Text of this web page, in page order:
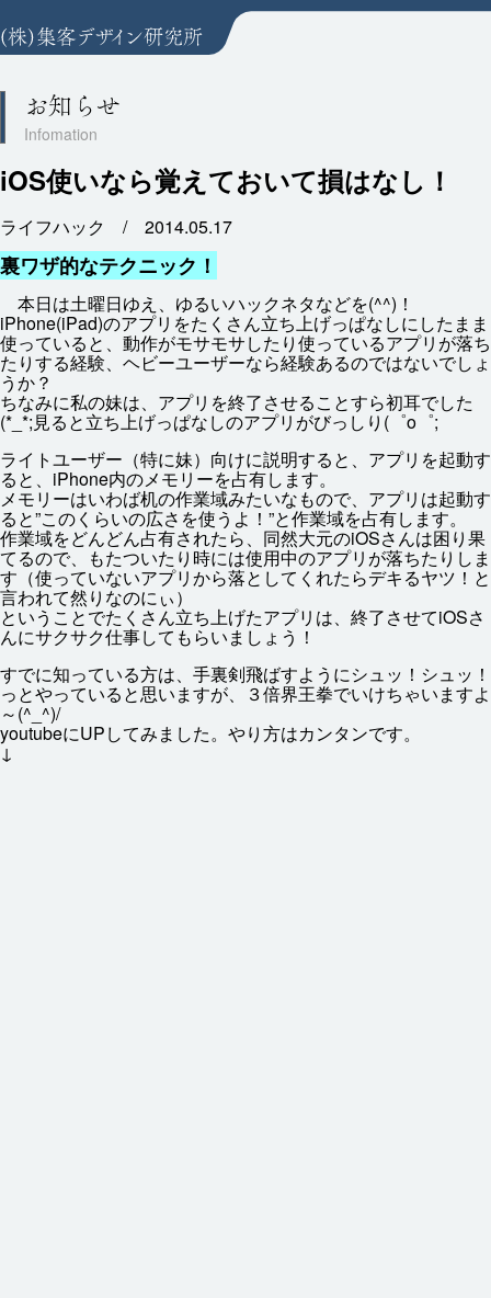
お知らせ
iOS使いなら覚えておいて損はなし！
ライフハック / 2014.05.17
裏ワザ的なテクニック！
本日は土曜日ゆえ、ゆるいハックネタなどを(^^)！
iPhone(iPad)のアプリをたくさん立ち上げっぱなしにしたまま
使っていると、 動作がモサモサしたり使っているアプリが落ち
たりする経験、ヘビーユーザーなら経験あるのではないでしょ
うか？
ちなみに私の妹は、アプリを終了させることすら初耳でした
(*_*;見ると立ち上げっぱなしのアプリがびっしり(゜o゜;
ライトユーザー（特に妹） 向けに説明すると、アプリを起動す
ると、iPhone内のメモリーを占有します。
メモリーはいわば机の作業域みたいなもので、アプリは起動す
ると”このくらいの広さを使うよ！”と作業域を占有します。
作業域をどんどん占有されたら、 同然大元のiOSさんは困り果
てるので、もたついたり 時には使用中のアプリが落ちたりしま
す（使っていないアプリから落としてくれたらデキるヤツ！と
言われて然りなのにぃ）
ということでたくさん立ち上げたアプリは、 終了させてiOSさ
んにサクサク仕事してもらいましょう！
すでに知っている方は、 手裏剣飛ばすようにシュッ！シュッ！
っとやっていると思いますが、３倍界王拳でいけちゃいますよ
～(^_^)/
youtubeにUPしてみました。やり方はカンタンです。
↓